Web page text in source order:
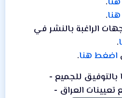
.
الراغبة بالنشر في
.
اضغط هنا.
بالتوفيق للجميع -
تعيينات العراق -